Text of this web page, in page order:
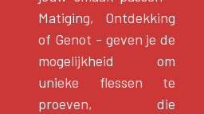
Matiging, Ontdekking
of Genot - geven je de
mogelijkheid om
unieke flessen te
proeven, die